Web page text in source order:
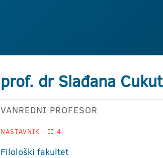
prof. dr Slađana Cukut
VANREDNI PROFESOR
NASTAVNIK - II-4
Filološki fakultet